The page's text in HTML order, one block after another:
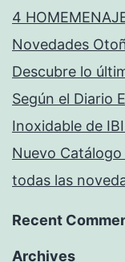
4
Novedades
Descubre lo
Según el Diario
Inoxidable de
Nuevo Catálogo
todas las
Recent
Archives